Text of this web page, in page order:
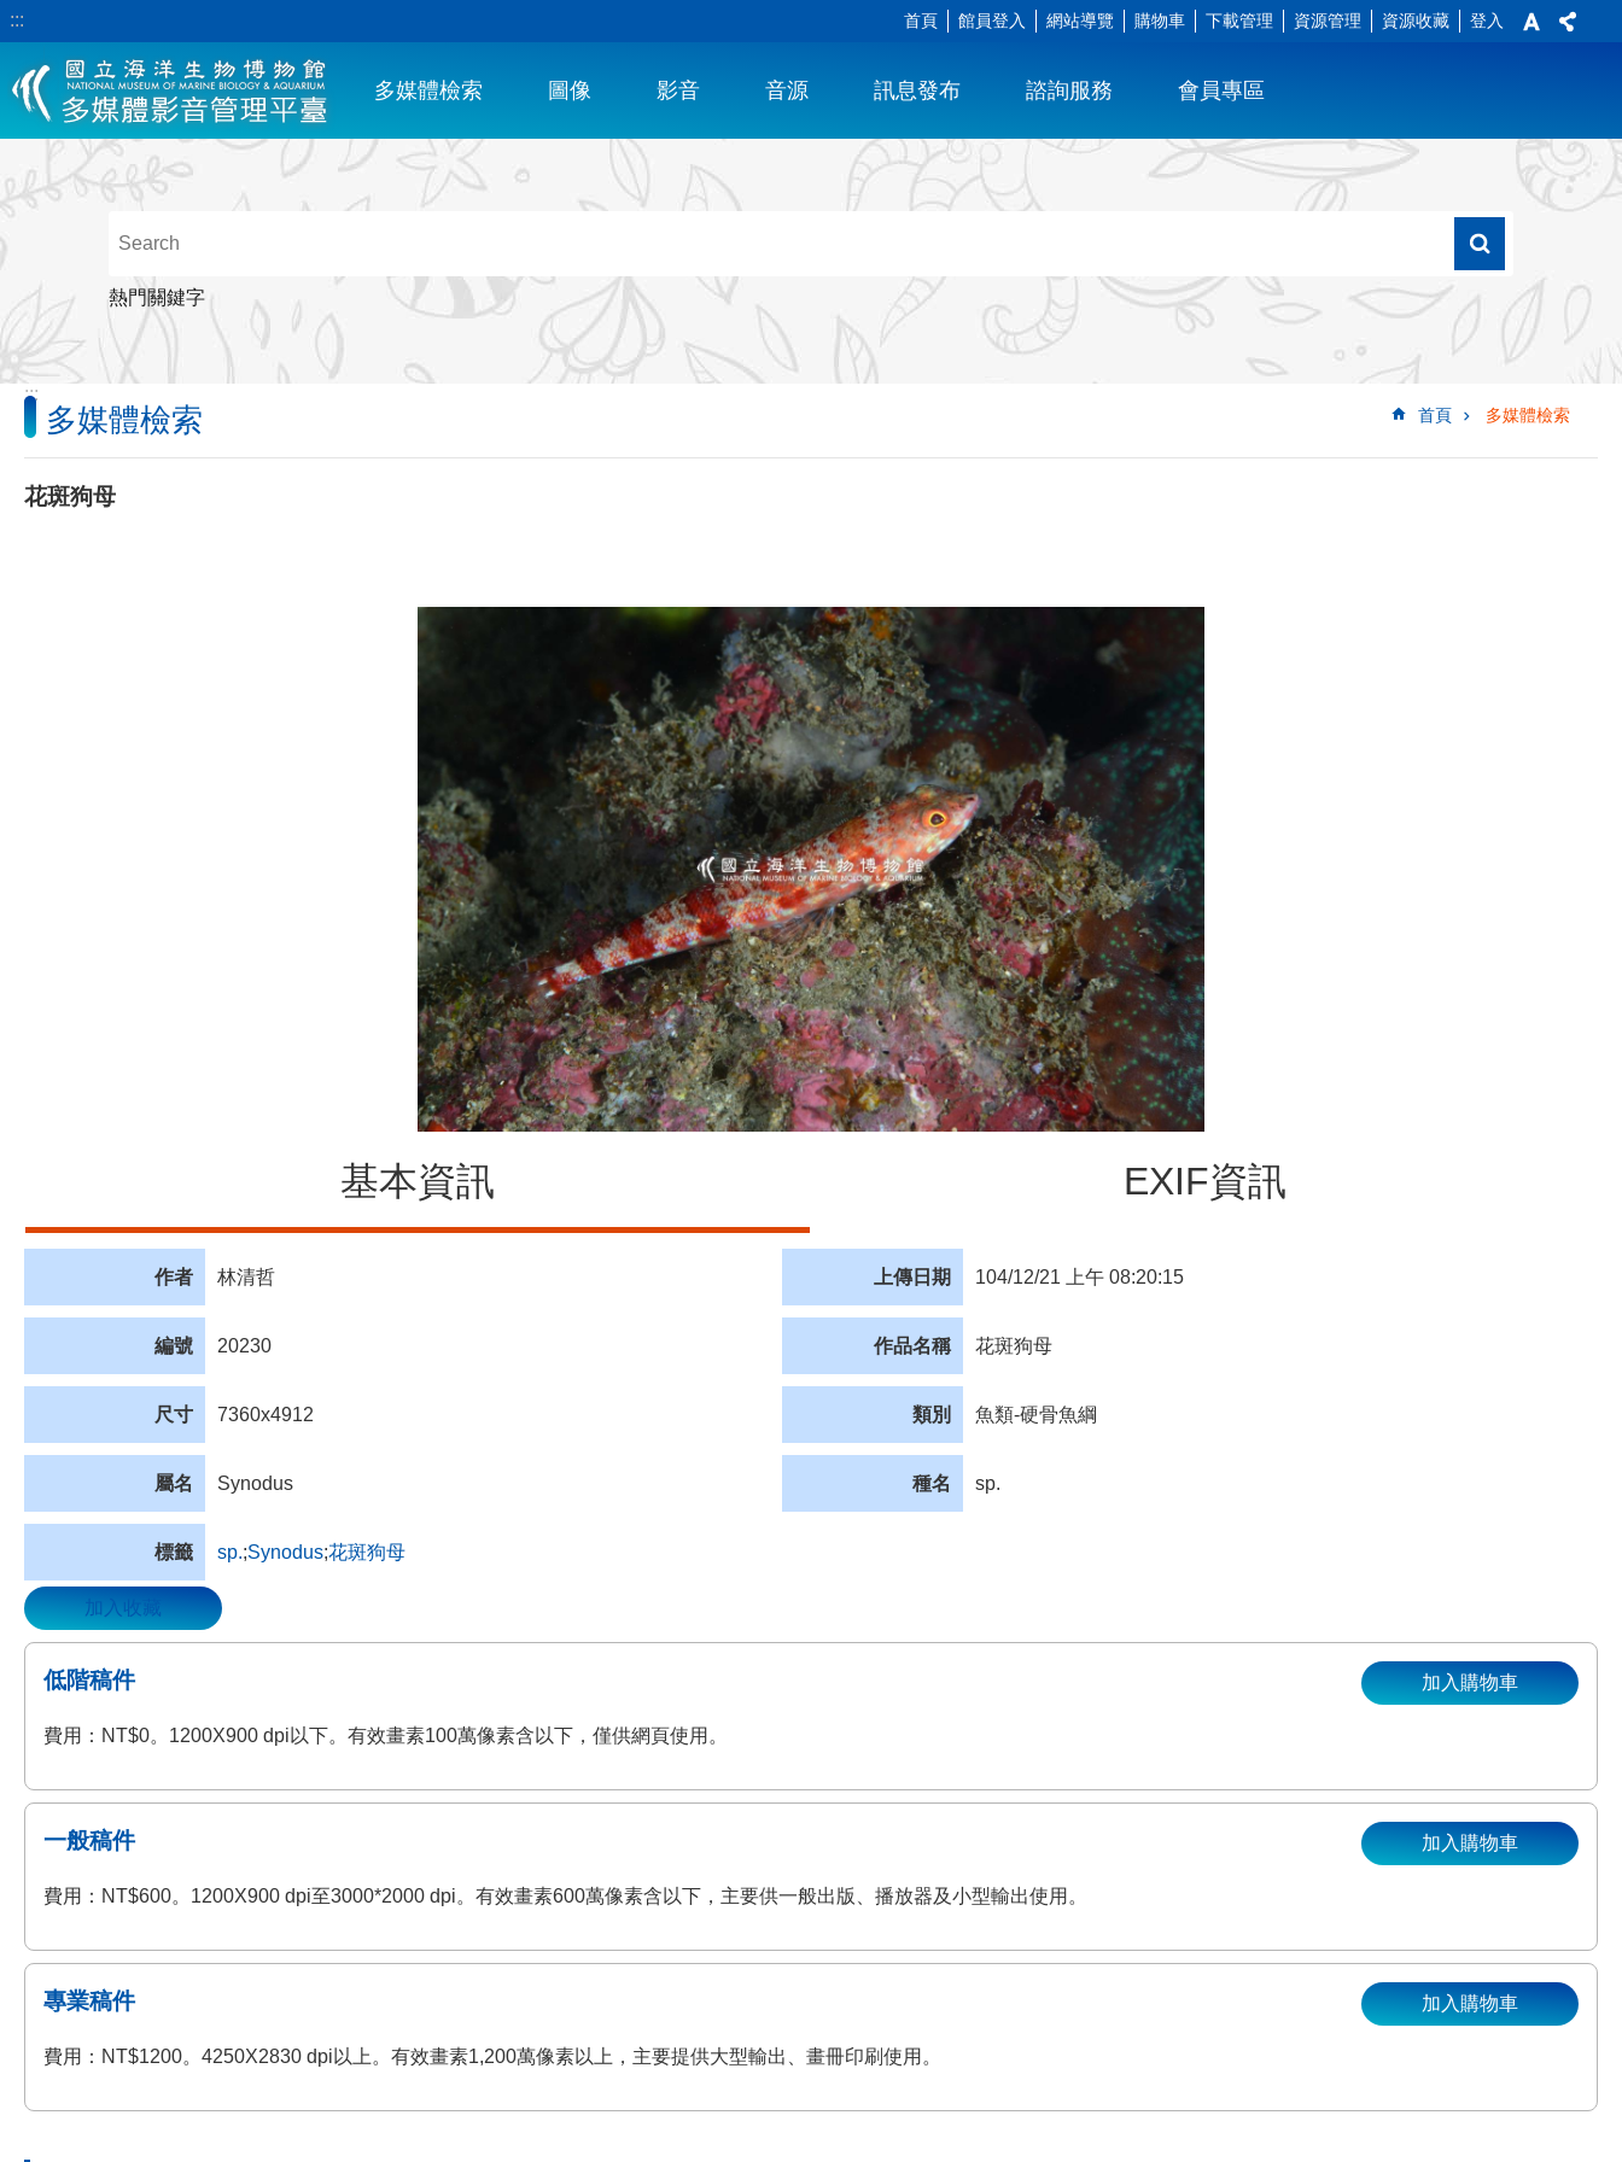
跳到主要內容區塊
::: 首頁 館員登入 網站導覽 購物車 下載管理 資源管理 資源收藏 登入
多媒體檢索 圖像 影音 音源 訊息發布 諮詢服務 會員專區
熱門關鍵字
:::
首頁 多媒體檢索
多媒體檢索
花斑狗母
基本資訊 EXIF資訊
作者 林清哲 上傳日期 104/12/21 上午 08:20:15
編號 20230 作品名稱 花斑狗母
尺寸 7360x4912 類別 魚類-硬骨魚綱
屬名 Synodus 種名 sp.
標籤 sp.;Synodus;花斑狗母
加入收藏
低階稿件
費用：NT$0。1200X900 dpi以下。有效畫素100萬像素含以下，僅供網頁使用。
加入購物車
一般稿件
費用：NT$600。1200X900 dpi至3000*2000 dpi。有效畫素600萬像素含以下，主要供一般出版、播放器及小型輸出使用。
加入購物車
專業稿件
費用：NT$1200。4250X2830 dpi以上。有效畫素1,200萬像素以上，主要提供大型輸出、畫冊印刷使用。
加入購物車